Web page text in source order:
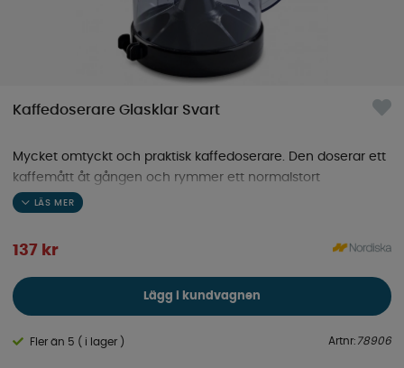
Kaffedoserare Glasklar Svart
Mycket omtyckt och praktisk kaffedoserare. Den doserar ett
kaffemått åt gången och rymmer ett normalstort
kaffepaket.
137 kr
Lägg i kundvagnen
Fler än 5 ( i lager ) Artnr: 78906